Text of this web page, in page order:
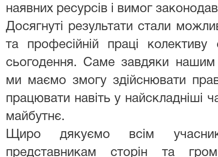
наявних ресурсів і вимог
Досягнуті результати стали
та професійній праці
сьогодення. Саме завдяки
ми маємо змогу здійснювати
працювати навіть у найскладніші
майбутнє.
Щиро дякуємо всім
представникам сторін та